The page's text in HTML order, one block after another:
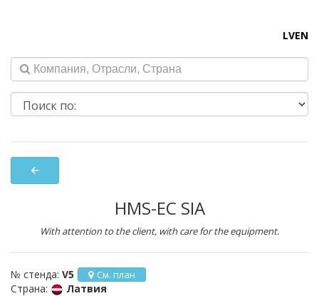
LVEN
arrow_back
HMS-EC SIA
With attention to the client, with care for the equipment.
№ стенда: V5 См. план
Страна: Латвия